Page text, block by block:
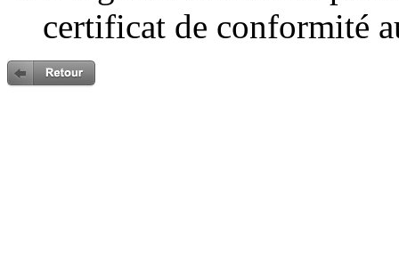
certificat de conformité